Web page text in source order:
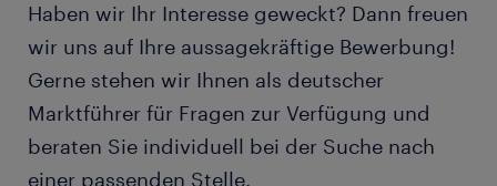
Haben wir Ihr Interesse geweckt? Dann freuen
wir uns auf Ihre aussagekräftige Bewerbung!
Gerne stehen wir Ihnen als deutscher
Marktführer für Fragen zur Verfügung und
beraten Sie individuell bei der Suche nach
einer passenden Stelle.